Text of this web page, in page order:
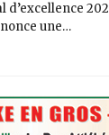
d’excellence
une…